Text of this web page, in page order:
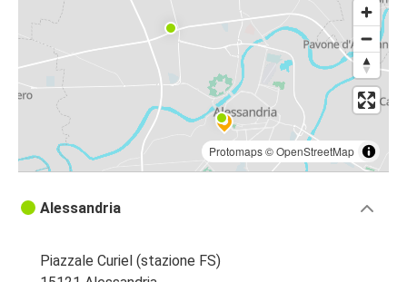
Protomaps©OpenStreetMap
Alessandria
Piazzale Curiel (stazione FS)